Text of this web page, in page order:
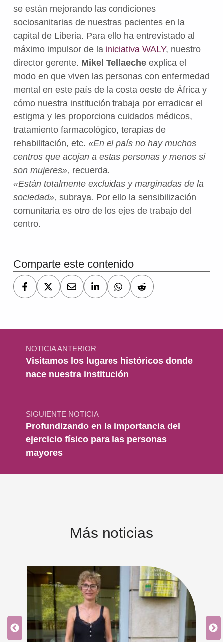
se están mejorando las condiciones
sociosanitarias de nuestras pacientes en la
capital de Liberia. Para ello ha entrevistado al
máximo impulsor de lainiciativa WALY, nuestro
director gerente. Mikel Tellaecheexplica el
modo en que viven las personas con enfermedad
mental en este país de la costa oeste de África y
cómo nuestra institución trabaja por erradicar el
estigma y les proporciona cuidados médicos,
tratamiento farmacológico, terapias de
rehabilitación, etc. «En el país no hay muchos
centros que acojan a estas personas y menos si
son mujeres», recuerda.
«Están totalmente excluidas y marginadas de la
sociedad», subraya. Por ello la sensibilización
comunitaria es otro de los ejes de trabajo del
centro.
Comparte este contenido
Navegación de entradas
NOTICIA ANTERIOR
Visitamos los lugares históricos donde
nace nuestra institución
SIGUIENTE NOTICIA
Profundizando en la importancia del
ejercicio físico para las personas
mayores
Más noticias